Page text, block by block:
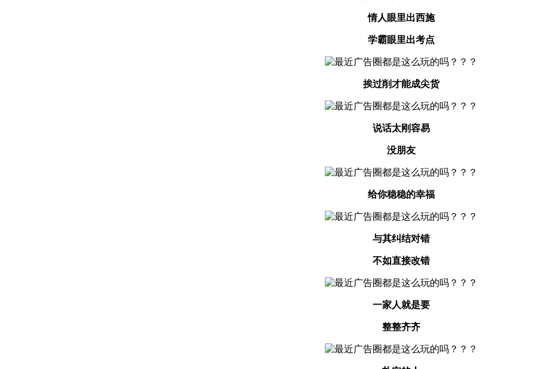
情人眼里出西施
学霸眼里出考点
挨过削才能成尖货
说话太刚容易
没朋友
给你稳稳的幸福
与其纠结对错
不如直接改错
一家人就是要
整整齐齐